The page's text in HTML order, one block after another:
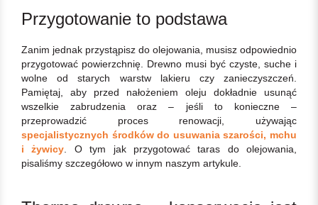
Przygotowanie to podstawa
Zanim jednak przystąpisz do olejowania, musisz odpowiednio
przygotować powierzchnię. Drewno musi być czyste, suche i
wolne od starych warstw lakieru czy zanieczyszczeń.
Pamiętaj, aby przed nałożeniem oleju dokładnie usunąć
wszelkie zabrudzenia oraz – jeśli to konieczne –
przeprowadzić proces renowacji, używając
specjalistycznych środków do usuwania szarości, mchu
i żywicy . O tym jak przygotować taras do olejowania,
pisaliśmy szczegółowo w innym naszym artykule.